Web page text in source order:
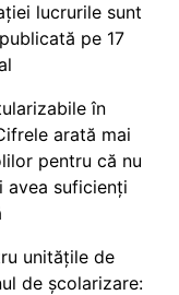
lucrurile sunt
pe 17
în
arată mai
pentru că nu
avea suficienți
unitățile de
de școlarizare: